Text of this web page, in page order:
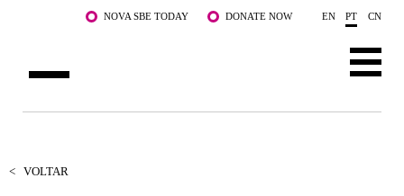
Saltar para o conteúdo principalNOVA SBE TODAY DONATE NOW EN PT CN
< VOLTAR